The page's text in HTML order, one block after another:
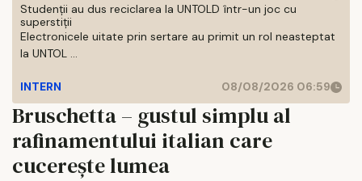
Studenții au dus reciclarea la UNTOLD într-un joc cu
superstiții
Electronicele uitate prin sertare au primit un rol neasteptat
la UNTOL ...
INTERN 08/08/2026 06:59
Bruschetta – gustul simplu al
rafinamentului italian care
cucerește lumea